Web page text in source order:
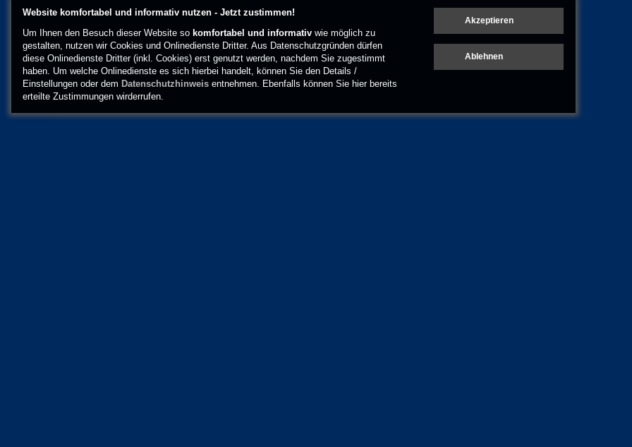
Website komfortabel und informativ nutzen - Jetzt zustimmen!
Um Ihnen den Besuch dieser Website so komfortabel und informativ wie möglich zu
gestalten, nutzen wir Cookies und Onlinedienste Dritter. Aus Datenschutzgründen dürfen
diese Onlinedienste Dritter (inkl. Cookies) erst genutzt werden, nachdem Sie zugestimmt
haben. Um welche Onlinedienste es sich hierbei handelt, können Sie den Details /
Einstellungen oder dem Datenschutzhinweis entnehmen. Ebenfalls können Sie hier bereits
erteilte Zustimmungen wirderrufen.